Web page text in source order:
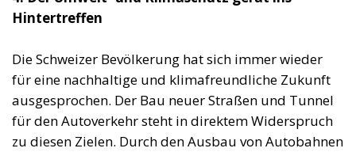
Hintertreffen
Die Schweizer Bevölkerung hat sich immer wieder
für eine nachhaltige und klimafreundliche Zukunft
ausgesprochen. Der Bau neuer Straßen und Tunnel
für den Autoverkehr steht in direktem Widerspruch
zu diesen Zielen. Durch den Ausbau von Autobahnen